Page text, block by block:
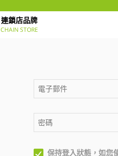
連鎖店品牌
CHAIN STORE
保持登入狀態，如您